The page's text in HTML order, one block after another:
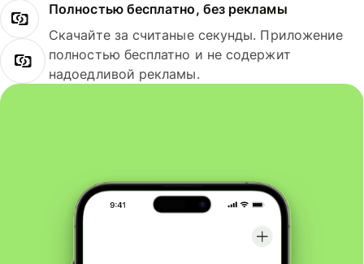
Полностью бесплатно, без рекламы
Скачайте за считаные секунды. Приложение
полностью бесплатно и не содержит
надоедливой рекламы.